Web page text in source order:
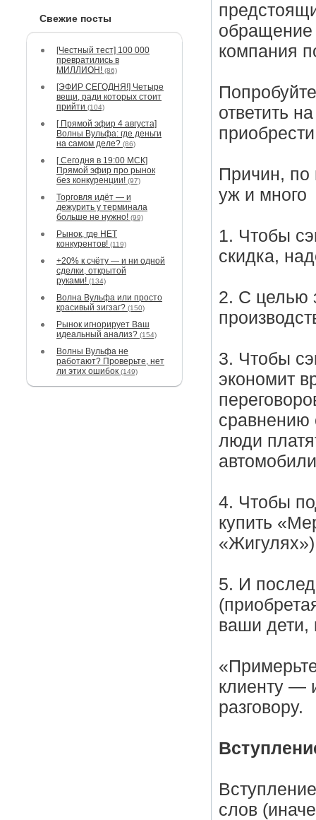
Свежие посты
[Честный тест] 100 000
превратились в
МИЛЛИОН! (86)
[ЭФИР СЕГОДНЯ!] Четыре
вещи, ради которых стоит
прийти (104)
[ Прямой эфир 4 августа]
Волны Вульфа: где деньги
на самом деле? (86)
[ Сегодня в 19:00 МСК]
Прямой эфир про рынок
без конкуренции! (97)
Торговля идёт — и
дежурить у терминала
больше не нужно! (99)
Рынок, где НЕТ
конкурентов! (119)
+20% к счёту — и ни одной
сделки, открытой
руками! (134)
Волна Вульфа или просто
красивый зигзаг? (150)
Рынок игнорирует Ваш
идеальный анализ? (154)
Волны Вульфа не
работают? Проверьте, нет
ли этих ошибок (149)
обращение
компания
ответить
Причин, по
уж и много
1. Чтобы
скидка,
2. С целью
3. Чтобы
экономит
сравнению
люди
4. Чтобы
купить
5. И
ваши дети,
клиенту —
разговору.
слов